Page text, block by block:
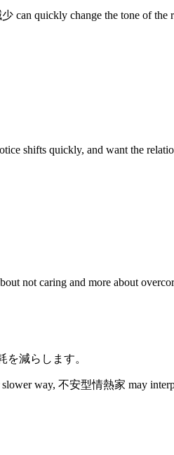
quickly change the tone of the
shifts quickly, and want the
not caring and more about
減らします。
way, 不安型情熱家 may